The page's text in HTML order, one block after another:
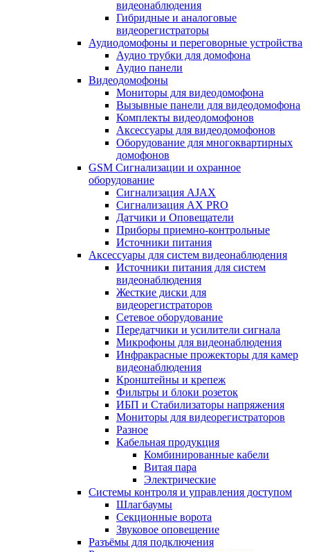
видеонаблюдения
Гибридные и аналоговые
видеорегистраторы
Аудиодомофоны и переговорные устройства
Аудио трубки для домофона
Аудио панели
Видеодомофоны
Мониторы для видеодомофона
Вызывные панели для видеодомофона
Комплекты видеодомофонов
Аксессуары для видеодомофонов
Оборудование для многоквартирных
домофонов
GSM Сигнализации и охранное
оборудование
Сигнализация AJAX
Сигнализация AX PRO
Датчики и Оповещатели
Приборы приемно-контрольные
Источники питания
Аксессуары для систем видеонаблюдения
Источники питания для систем
видеонаблюдения
Жесткие диски для
видеорегистраторов
Сетевое оборудование
Передатчики и усилители сигнала
Микрофоны для видеонаблюдения
Инфракрасные прожекторы для камер
видеонаблюдения
Кронштейны и крепеж
Фильтры и блоки розеток
ИБП и Стабилизаторы напряжения
Мониторы для видеорегистраторов
Разное
Кабельная продукция
Комбинированные кабели
Витая пара
Электрические
Системы контроля и управления доступом
Шлагбаумы
Секционные ворота
Звуковое оповещение
Разъёмы для подключения